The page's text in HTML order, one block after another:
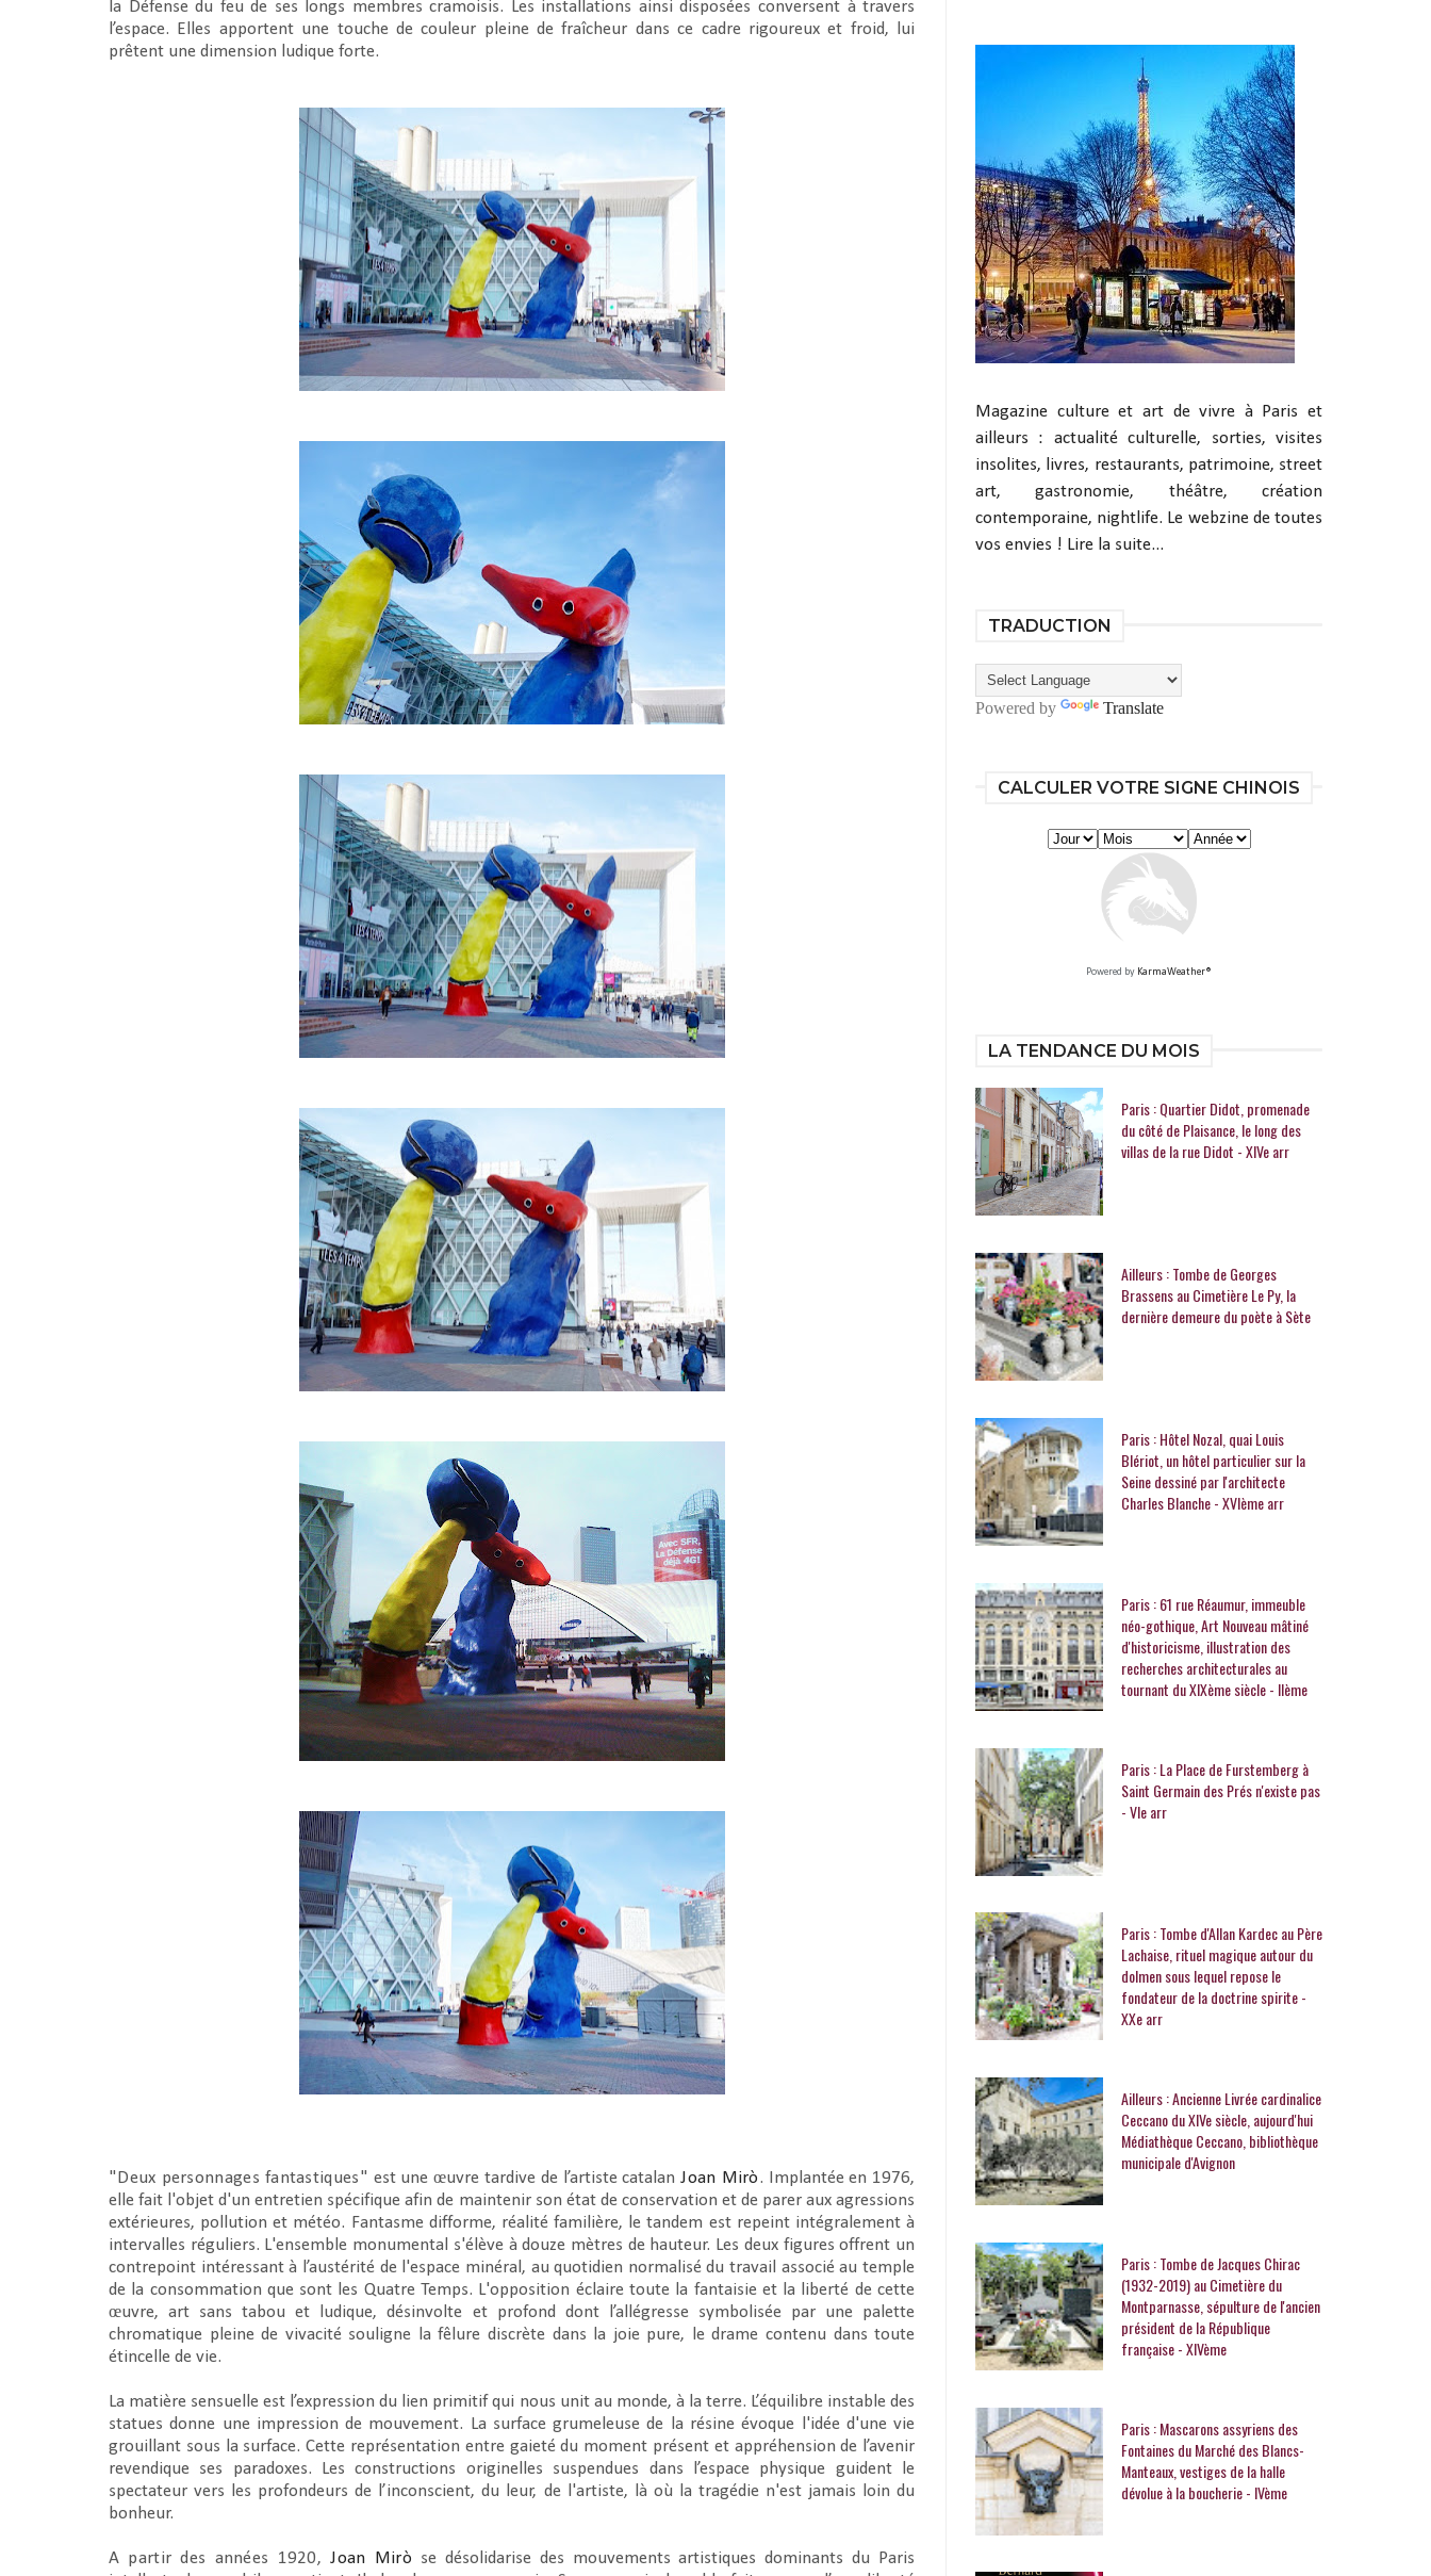
la Défense du feu de ses longs membres cramoisis. Les installations ainsi disposées conversent à travers
l’espace. Elles apportent une touche de couleur pleine de fraîcheur dans ce cadre rigoureux et froid, lui
prêtent une dimension ludique forte.
"Deux personnages fantastiques" est une œuvre tardive de l’artiste catalanJoan Mirò. Implantée en 1976,
elle fait l'objet d'un entretien spécifique afin de maintenir son état de conservation et de parer aux agressions
extérieures, pollution et météo. Fantasme difforme, réalité familière, le tandem est repeint intégralement à
intervalles réguliers. L'ensemble monumental s'élève à douze mètres de hauteur. Les deux figures offrent un
contrepoint intéressant à l’austérité de l'espace minéral, au quotidien normalisé du travail associé au temple
de la consommation que sont les Quatre Temps. L'opposition éclaire toute la fantaisie et la liberté de cette
œuvre, art sans tabou et ludique, désinvolte et profond dont l’allégresse symbolisée par une palette
chromatique pleine de vivacité souligne la fêlure discrète dans la joie pure, le drame contenu dans toute
étincelle de vie.
La matière sensuelle est l’expression du lien primitif qui nous unit au monde, à la terre. L’équilibre instable des
statues donne une impression de mouvement. La surface grumeleuse de la résine évoque l'idée d'une vie
grouillant sous la surface. Cette représentation entre gaieté du moment présent et appréhension de l’avenir
revendique ses paradoxes. Les constructions originelles suspendues dans l’espace physique guident le
spectateur vers les profondeurs de l’inconscient, du leur, de l'artiste, là où la tragédie n'est jamais loin du
bonheur.
A partir des années 1920,Joan Mirò se désolidarise des mouvements artistiques dominants du Paris
Magazine culture et art de vivre à Paris et
ailleurs : actualité culturelle, sorties, visites
insolites, livres, restaurants, patrimoine, street
art, gastronomie, théâtre, création
contemporaine, nightlife. Le webzine de toutes
vos envies ! Lire la suite...
TRADUCTION
Powered by Translate
CALCULER VOTRE SIGNE CHINOIS
Powered by KarmaWeather®
LA TENDANCE DU MOIS
Paris : Quartier Didot, promenade
du côté de Plaisance, le long des
villas de la rue Didot - XIVe arr
Ailleurs : Tombe de Georges
Brassens au Cimetière Le Py, la
dernière demeure du poète à Sète
Paris : Hôtel Nozal, quai Louis
Blériot, un hôtel particulier sur la
Seine dessiné par l'architecte
Charles Blanche - XVIème arr
Paris : 61 rue Réaumur, immeuble
néo-gothique, Art Nouveau mâtiné
d'historicisme, illustration des
recherches architecturales au
tournant du XIXème siècle - IIème
Paris : La Place de Furstemberg à
Saint Germain des Prés n'existe pas
- VIe arr
Paris : Tombe d'Allan Kardec au Père
Lachaise, rituel magique autour du
dolmen sous lequel repose le
fondateur de la doctrine spirite -
XXe arr
Ailleurs : Ancienne Livrée cardinalice
Ceccano du XIVe siècle, aujourd'hui
Médiathèque Ceccano, bibliothèque
municipale d'Avignon
Paris : Tombe de Jacques Chirac
(1932-2019) au Cimetière du
Montparnasse, sépulture de l'ancien
président de la République
française - XIVème
Paris : Mascarons assyriens des
Fontaines du Marché des Blancs-
Manteaux, vestiges de la halle
dévolue à la boucherie - IVème